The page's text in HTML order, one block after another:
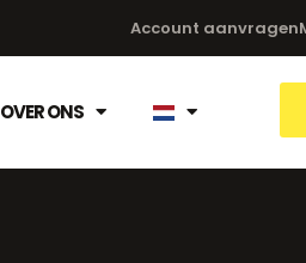
Account aanvragen
OVER ONS